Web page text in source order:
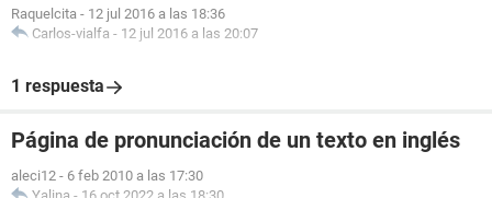
Raquelcita - 12 jul 2016 a las 18:36
Carlos-vialfa - 12 jul 2016 a las 20:07
1 respuesta
Página de pronunciación de un texto en inglés
aleci12 - 6 feb 2010 a las 17:30